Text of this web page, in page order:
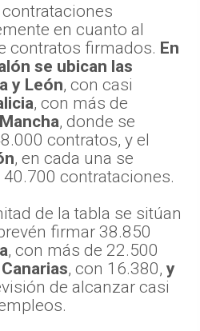
en cuanto al
contratos firmados. En
se ubican las
y León, con casi
, con más de
, donde se
contratos, y el
, en cada una se
contrataciones.
de la tabla se sitúan
firmar 38.850
, con más de 22.500
Canarias, con 16.380, y
de alcanzar casi